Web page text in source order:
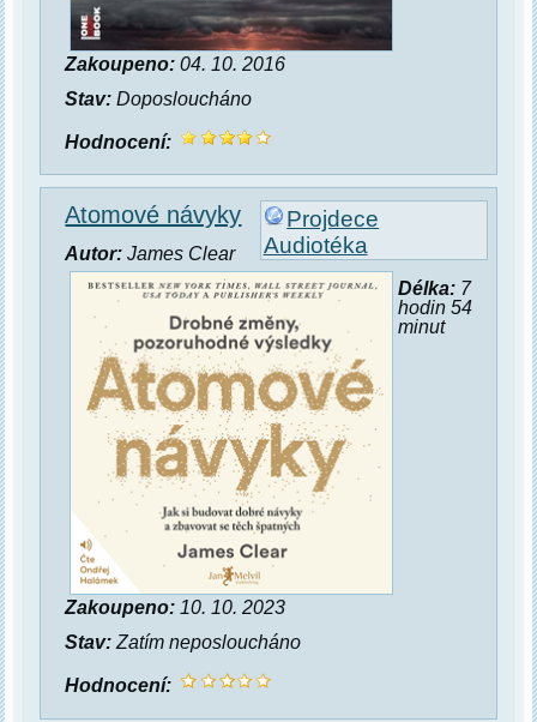
Zakoupeno: 04. 10. 2016
Stav: Doposloucháno
Hodnocení:
Projdece
Audiotéka
Atomové návyky
Autor: James Clear
Délka:7
hodin 54
minut
Zakoupeno: 10. 10. 2023
Stav:Zatím neposloucháno
Hodnocení: